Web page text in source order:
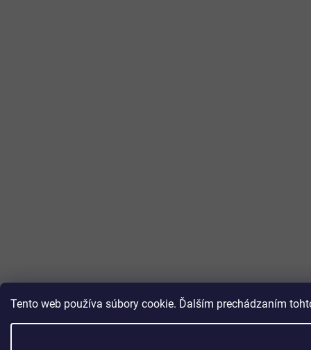
Tento web používa súbory cookie. Ďalším prechádzaním